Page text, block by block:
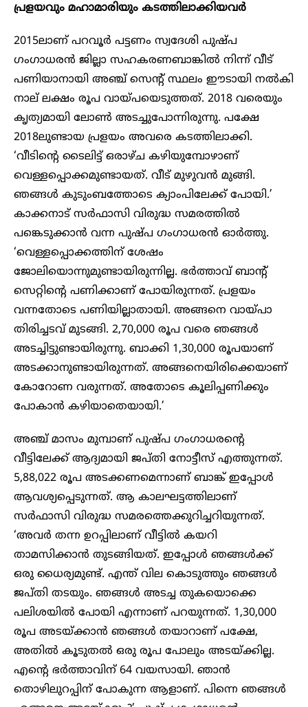
പ്രളയവും മഹാമാരിയും കടത്തിലാക്കിയവർ
2015ലാണ് പറവൂർ പട്ടണം സ്വദേശി പുഷ്പ
ഗംഗാധരൻ ജില്ലാ സഹകരണബാങ്കിൽ നിന്ന് വീട്
പണിയാനായി അഞ്ച് സെന്റ് സ്ഥലം ഈടായി നൽകി
നാല് ലക്ഷം രൂപ വായ്പയെടുത്തത്. 2018 വരെയും
കൃത്യമായി ലോൺ അടച്ചുപോന്നിരുന്നു. പക്ഷേ
2018ലുണ്ടായ പ്രളയം അവരെ കടത്തിലാക്കി.
‘വീടിന്റെ ടൈലിട്ട് ഒരാഴ്ച കഴിയുമ്പോഴാണ്
വെള്ളപ്പൊക്കമുണ്ടായത്. വീട് മുഴുവൻ മുങ്ങി.
ഞങ്ങൾ കുടുംബത്തോടെ ക്യാംപിലേക്ക് പോയി.’
കാക്കനാട് സർഫാസി വിരുദ്ധ സമരത്തിൽ
പങ്കെടുക്കാൻ വന്ന പുഷ്പ ഗംഗാധരൻ ഓർത്തു.
‘വെള്ളപ്പൊക്കത്തിന് ശേഷം
ജോലിയൊന്നുമുണ്ടായിരുന്നില്ല. ഭർത്താവ് ബാന്റ്
സെറ്റിന്റെ പണിക്കാണ് പോയിരുന്നത്. പ്രളയം
വന്നതോടെ പണിയില്ലാതായി. അങ്ങനെ വായ്പാ
തിരിച്ചടവ് മുടങ്ങി. 2,70,000 രൂപ വരെ ഞങ്ങൾ
അടച്ചിട്ടുണ്ടായിരുന്നു. ബാക്കി 1,30,000 രൂപയാണ്
അടക്കാനുണ്ടായിരുന്നത്. അങ്ങനെയിരിക്കെയാണ്
കോറോണ വരുന്നത്. അതോടെ കൂലിപ്പണിക്കും
പോകാൻ കഴിയാതെയായി.’
അഞ്ച് മാസം മുമ്പാണ് പുഷ്പ ഗംഗാധരന്റെ
വീട്ടിലേക്ക് ആദ്യമായി ജപ്തി നോട്ടീസ് എത്തുന്നത്.
5,88,022 രൂപ അടക്കണമെന്നാണ് ബാങ്ക് ഇപ്പോൾ
ആവശ്യപ്പെടുന്നത്. ആ കാലഘട്ടത്തിലാണ്
സർഫാസി വിരുദ്ധ സമരത്തെക്കുറിച്ചറിയുന്നത്.
‘അവർ തന്ന ഉറപ്പിലാണ് വീട്ടിൽ കയറി
താമസിക്കാൻ തുടങ്ങിയത്. ഇപ്പോൾ ഞങ്ങൾക്ക്
ഒരു ധൈര്യമുണ്ട്. എന്ത് വില കൊടുത്തും ഞങ്ങൾ
ജപ്തി തടയും. ഞങ്ങൾ അടച്ച തുകയൊക്കെ
പലിശയിൽ പോയി എന്നാണ് പറയുന്നത്. 1,30,000
രൂപ അടയ്ക്കാൻ ഞങ്ങൾ തയാറാണ് പക്ഷേ,
അതിൽ കൂടുതൽ ഒരു രൂപ പോലും അടയ്ക്കില്ല.
എന്റെ ഭർത്താവിന് 64 വയസായി. ഞാൻ
തൊഴിലുറപ്പിന് പോകുന്ന ആളാണ്. പിന്നെ ഞങ്ങൾ